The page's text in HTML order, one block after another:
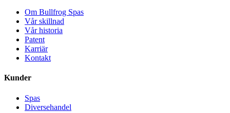
Om Bullfrog Spas
Vår skillnad
Vår historia
Patent
Karriär
Kontakt
Kunder
Spas
Diversehandel